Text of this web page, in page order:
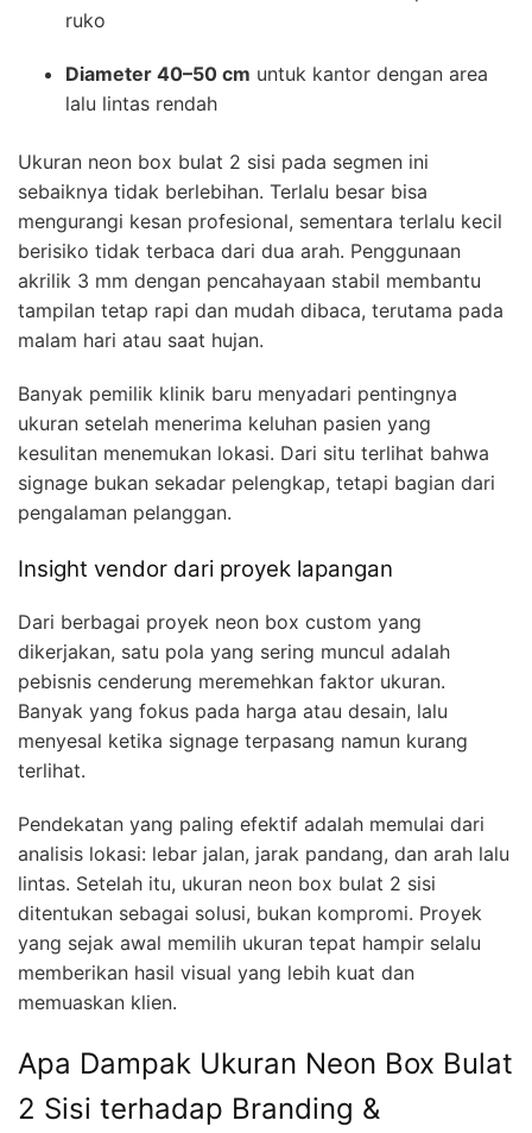
ruko
Diameter 40–50 cm untuk kantor dengan area
lalu lintas rendah
Ukuran neon box bulat 2 sisi pada segmen ini
sebaiknya tidak berlebihan. Terlalu besar bisa
mengurangi kesan profesional, sementara terlalu kecil
berisiko tidak terbaca dari dua arah. Penggunaan
akrilik 3 mm dengan pencahayaan stabil membantu
tampilan tetap rapi dan mudah dibaca, terutama pada
malam hari atau saat hujan.
Banyak pemilik klinik baru menyadari pentingnya
ukuran setelah menerima keluhan pasien yang
kesulitan menemukan lokasi. Dari situ terlihat bahwa
signage bukan sekadar pelengkap, tetapi bagian dari
pengalaman pelanggan.
Insight vendor dari proyek lapangan
Dari berbagai proyek neon box custom yang
dikerjakan, satu pola yang sering muncul adalah
pebisnis cenderung meremehkan faktor ukuran.
Banyak yang fokus pada harga atau desain, lalu
menyesal ketika signage terpasang namun kurang
terlihat.
Pendekatan yang paling efektif adalah memulai dari
analisis lokasi: lebar jalan, jarak pandang, dan arah lalu
lintas. Setelah itu, ukuran neon box bulat 2 sisi
ditentukan sebagai solusi, bukan kompromi. Proyek
yang sejak awal memilih ukuran tepat hampir selalu
memberikan hasil visual yang lebih kuat dan
memuaskan klien.
Apa Dampak Ukuran Neon Box Bulat
2 Sisi terhadap Branding &